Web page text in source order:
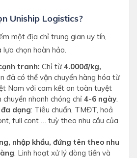
Uniship Logistics?
một địa chỉ trung gian uy tín,
lựa chọn hoàn hảo.
tranh: Chỉ từ4.000đ/kg,
đã có thể vận chuyển hàng hóa từ
Nam với cam kết an toàn tuyệt
nhanh chóng chỉ 4-6 ngày.
dạng: Tiêu chuẩn, TMĐT, hoả
full cont … tuỳ theo nhu cầu của
nhập khẩu, đứng tên theo nhu
. Linh hoạt xử lý dòng tiền và